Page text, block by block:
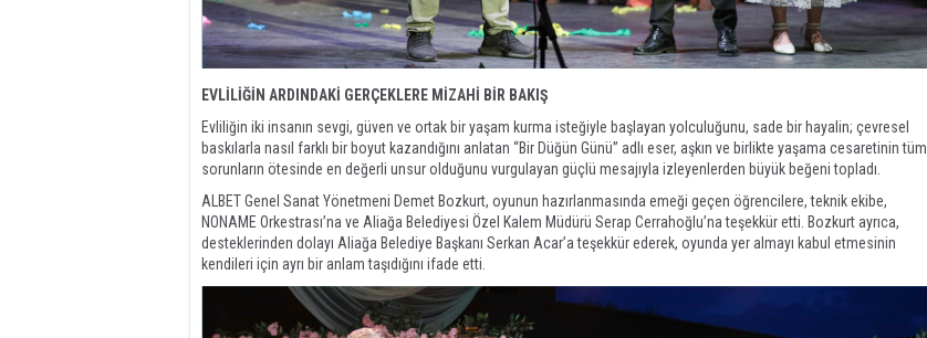
EVLİLİĞİN ARDINDAKİ GERÇEKLERE MİZAHİ BİR BAKIŞ
Evliliğin iki insanın sevgi, güven ve ortak bir yaşam kurma isteğiyle başlayan yolculuğunu, sade bir hayalin; çevresel
baskılarla nasıl farklı bir boyut kazandığını anlatan “Bir Düğün Günü” adlı eser, aşkın ve birlikte yaşama cesaretinin tüm
sorunların ötesinde en değerli unsur olduğunu vurgulayan güçlü mesajıyla izleyenlerden büyük beğeni topladı.
ALBET Genel Sanat Yönetmeni Demet Bozkurt, oyunun hazırlanmasında emeği geçen öğrencilere, teknik ekibe,
NONAME Orkestrası’na ve Aliağa Belediyesi Özel Kalem Müdürü Serap Cerrahoğlu’na teşekkür etti. Bozkurt ayrıca,
desteklerinden dolayı Aliağa Belediye Başkanı Serkan Acar’a teşekkür ederek, oyunda yer almayı kabul etmesinin
kendileri için ayrı bir anlam taşıdığını ifade etti.